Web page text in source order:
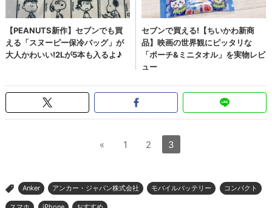
« 1 2 3
> Anker アンカー・ジャパン株式会社 モバイルバッテリー コンパクト